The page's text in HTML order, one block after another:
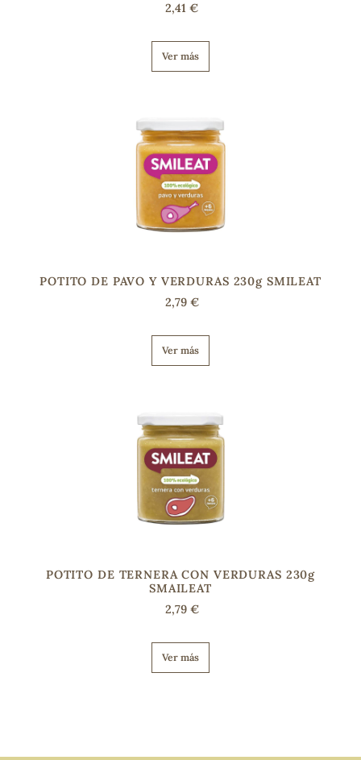
2,41 €
Ver más
POTITO DE PAVO Y VERDURAS 230g SMILEAT
2,79 €
Ver más
POTITO DE TERNERA CON VERDURAS 230g
SMAILEAT
2,79 €
Ver más